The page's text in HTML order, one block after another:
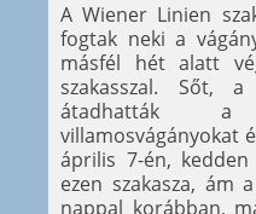
A Wiener Linien
fogtak neki a
másfél hét alatt
szakasszal. Sőt,
átadhatták
villamosvágányokat
április 7-én,
ezen szakasza, ám
nappal korábban,